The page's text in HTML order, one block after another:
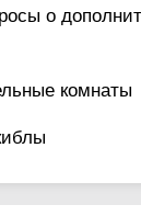
о
комнаты